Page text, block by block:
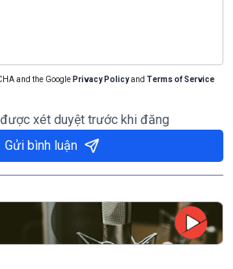
and the Google Privacy Policyand Terms of Service
xét duyệt trước khi đăng
Gửi bình luận